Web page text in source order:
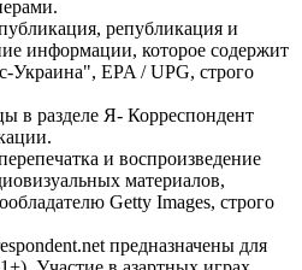
републикация и
информации, которое содержит
Украина", EPA / UPG, строго
в разделе Я- Корреспондент
и воспроизведение
материалов,
Getty Images, строго
предназначены для